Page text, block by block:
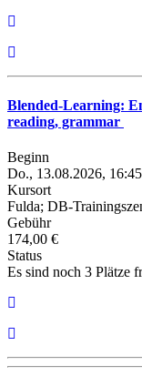
Blended-Learning:
reading, grammar
Beginn
Do., 13.08.2026,
Kursort
Fulda; DB-
Gebühr
174,00 €
Status
Es sind noch 3 Plätze